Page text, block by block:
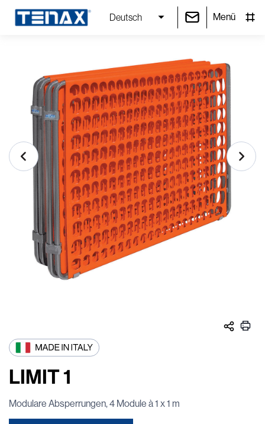
Deutsch Menü
LIMIT 1
Modulare Absperrungen, 4 Module à 1 x 1 m